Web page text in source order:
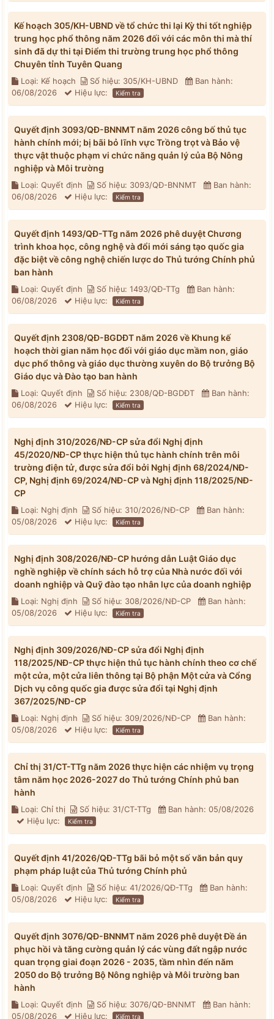
Kế hoạch 305/KH-UBND về tổ chức thi lại Kỳ thi tốt nghiệp
trung học phổ thông năm 2026 đối với các môn thi mà thí
sinh đã dự thi tại Điểm thi trường trung học phổ thông
Chuyên tỉnh Tuyên Quang
Loại: Kế hoạch Số hiệu: 305/KH-UBND
Ban hành:
06/08/2026
Hiệu lực: Kiểm tra
Quyết định 3093/QĐ-BNNMT năm 2026 công bố thủ tục
hành chính mới; bị bãi bỏ lĩnh vực Trồng trọt và Bảo vệ
thực vật thuộc phạm vi chức năng quản lý của Bộ Nông
nghiệp và Môi trường
Loại: Quyết định Số hiệu: 3093/QĐ-BNNMT
Ban hành:
06/08/2026
Hiệu lực: Kiểm tra
Quyết định 1493/QĐ-TTg năm 2026 phê duyệt Chương
trình khoa học, công nghệ và đổi mới sáng tạo quốc gia
đặc biệt về công nghệ chiến lược do Thủ tướng Chính phủ
ban hành
Loại: Quyết định Số hiệu: 1493/QĐ-TTg
Ban hành:
06/08/2026
Hiệu lực: Kiểm tra
Quyết định 2308/QĐ-BGDĐT năm 2026 về Khung kế
hoạch thời gian năm học đối với giáo dục mầm non, giáo
dục phổ thông và giáo dục thường xuyên do Bộ trưởng Bộ
Giáo dục và Đào tạo ban hành
Loại: Quyết định Số hiệu: 2308/QĐ-BGDĐT
Ban hành:
06/08/2026
Hiệu lực: Kiểm tra
Nghị định 310/2026/NĐ-CP sửa đổi Nghị định
45/2020/NĐ-CP thực hiện thủ tục hành chính trên môi
trường điện tử, được sửa đổi bởi Nghị định 68/2024/NĐ-
CP, Nghị định 69/2024/NĐ-CP và Nghị định 118/2025/NĐ-
CP
Loại: Nghị định Số hiệu: 310/2026/NĐ-CP
Ban hành:
05/08/2026
Hiệu lực: Kiểm tra
Nghị định 308/2026/NĐ-CP hướng dẫn Luật Giáo dục
nghề nghiệp về chính sách hỗ trợ của Nhà nước đối với
doanh nghiệp và Quỹ đào tạo nhân lực của doanh nghiệp
Loại: Nghị định Số hiệu: 308/2026/NĐ-CP
Ban hành:
05/08/2026
Hiệu lực: Kiểm tra
Nghị định 309/2026/NĐ-CP sửa đổi Nghị định
118/2025/NĐ-CP thực hiện thủ tục hành chính theo cơ chế
một cửa, một cửa liên thông tại Bộ phận Một cửa và Cổng
Dịch vụ công quốc gia được sửa đổi tại Nghị định
367/2025/NĐ-CP
Loại: Nghị định Số hiệu: 309/2026/NĐ-CP
Ban hành:
05/08/2026
Hiệu lực: Kiểm tra
Chỉ thị 31/CT-TTg năm 2026 thực hiện các nhiệm vụ trọng
tâm năm học 2026-2027 do Thủ tướng Chính phủ ban
hành
Loại: Chỉ thị Số hiệu: 31/CT-TTg
Ban hành: 05/08/2026
Hiệu lực:
Kiểm tra
Quyết định 41/2026/QĐ-TTg bãi bỏ một số văn bản quy
phạm pháp luật của Thủ tướng Chính phủ
Loại: Quyết định Số hiệu: 41/2026/QĐ-TTg
Ban hành:
05/08/2026
Hiệu lực: Kiểm tra
Quyết định 3076/QĐ-BNNMT năm 2026 phê duyệt Đề án
phục hồi và tăng cường quản lý các vùng đất ngập nước
quan trọng giai đoạn 2026 - 2035, tầm nhìn đến năm
2050 do Bộ trưởng Bộ Nông nghiệp và Môi trường ban
hành
Loại: Quyết định Số hiệu: 3076/QĐ-BNNMT
Ban hành:
05/08/2026
Hiệu lực: Kiểm tra